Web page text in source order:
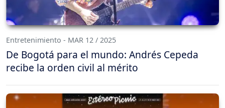
Entretenimiento - MAR 12 / 2025
De Bogotá para el mundo: Andrés Cepeda
recibe la orden civil al mérito